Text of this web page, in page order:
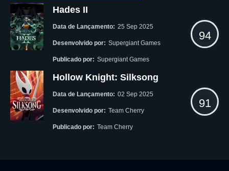
Hades II
Data de Lançamento: 25 Sep 2025
Desenvolvido por: Supergiant Games
Publicado por: Supergiant Games
94
Hollow Knight: Silksong
Data de Lançamento: 02 Sep 2025
Desenvolvido por: Team Cherry
Publicado por: Team Cherry
91